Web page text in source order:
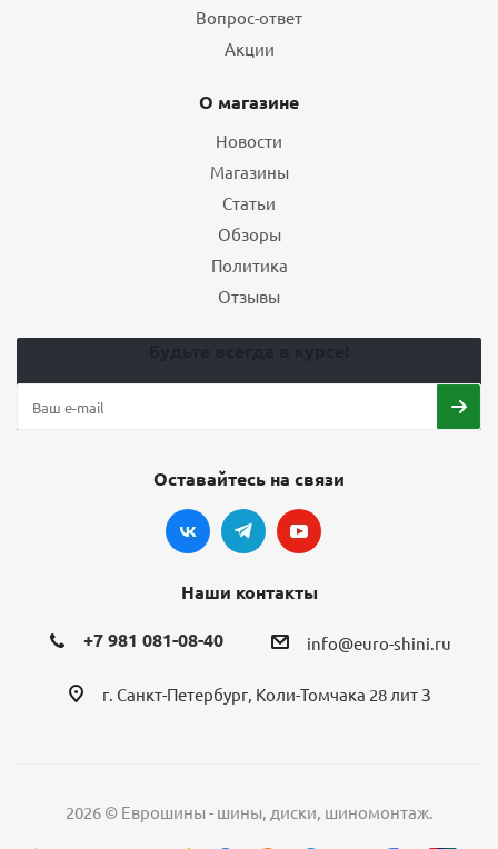
Вопрос-ответ
Акции
О магазине
Новости
Магазины
Статьи
Обзоры
Политика
Отзывы
Оставайтесь на связи
Наши контакты
+7 981 081-08-40 info@euro-shini.ru
г. Санкт-Петербург, Коли-Томчака 28 лит З
2026 © Еврошины - шины, диски, шиномонтаж.